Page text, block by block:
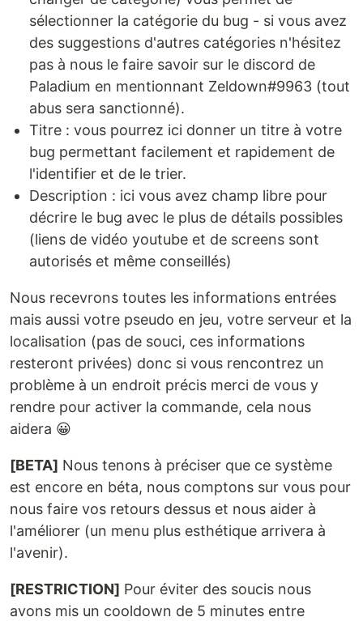
sélectionner la catégorie du bug - si vous avez
des suggestions d'autres catégories n'hésitez
pas à nous le faire savoir sur le discord de
Paladium en mentionnant Zeldown#9963 (tout
abus sera sanctionné).
Titre : vous pourrez ici donner un titre à votre
bug permettant facilement et rapidement de
l'identifier et de le trier.
Description : ici vous avez champ libre pour
décrire le bug avec le plus de détails possibles
(liens de vidéo youtube et de screens sont
autorisés et même conseillés)
Nous recevrons toutes les informations entrées
mais aussi votre pseudo en jeu, votre serveur et la
localisation (pas de souci, ces informations
resteront privées) donc si vous rencontrez un
problème à un endroit précis merci de vous y
rendre pour activer la commande, cela nous
aidera 😀
[BETA] Nous tenons à préciser que ce système
est encore en béta, nous comptons sur vous pour
nous faire vos retours dessus et nous aider à
l'améliorer (un menu plus esthétique arrivera à
l'avenir).
[RESTRICTION] Pour éviter des soucis nous
avons mis un cooldown de 5 minutes entre